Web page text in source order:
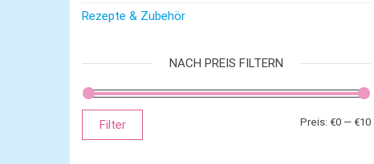
Rezepte & Zubehör
NACH PREIS FILTERN
Filter Preis: €0— €10